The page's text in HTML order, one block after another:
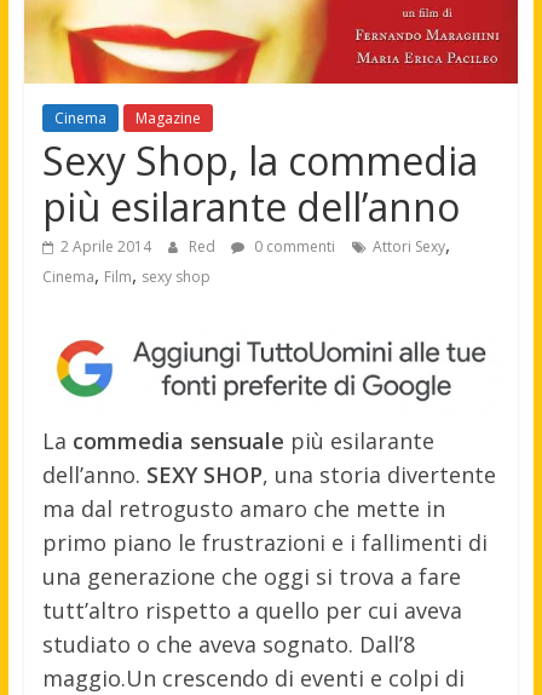
Cinema Magazine
Sexy Shop, la commedia
più esilarante dell’anno
2 Aprile 2014 Red 0 commenti Attori Sexy,
Cinema, Film, sexy shop
La commedia sensuale più esilarante
dell’anno. SEXY SHOP, una storia divertente
ma dal retrogusto amaro che mette in
primo piano le frustrazioni e i fallimenti di
una generazione che oggi si trova a fare
tutt’altro rispetto a quello per cui aveva
studiato o che aveva sognato. Dall’8
maggio.Un crescendo di eventi e colpi di